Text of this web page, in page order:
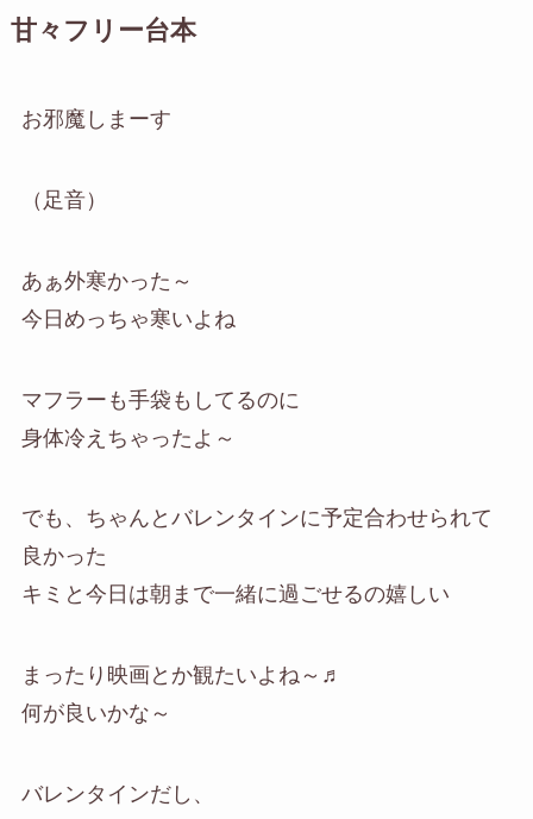
甘々フリー台本
お邪魔しまーす
（足音）
あぁ外寒かった～
今日めっちゃ寒いよね
マフラーも手袋もしてるのに
身体冷えちゃったよ～
でも、ちゃんとバレンタインに予定合わせられて
良かった
キミと今日は朝まで一緒に過ごせるの嬉しい
まったり映画とか観たいよね～♬
何が良いかな～
バレンタインだし、